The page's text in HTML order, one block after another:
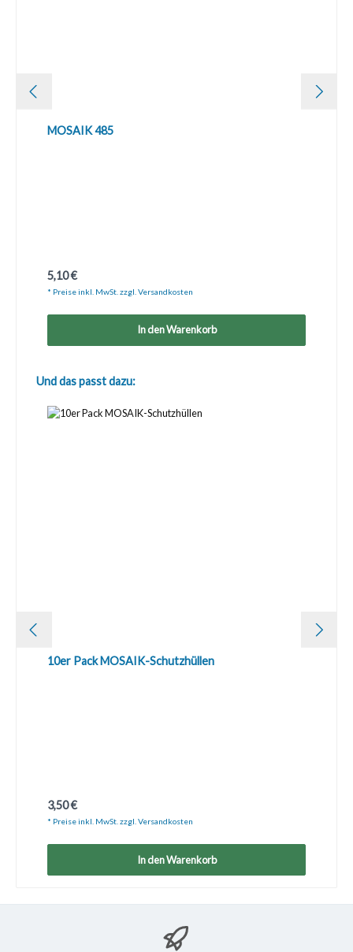
MOSAIK 485
Regulärer Preis:
5,10 €
* Preise inkl. MwSt. zzgl. Versandkosten
In den Warenkorb
Produktgalerie überspringen
Und das passt dazu:
10er Pack MOSAIK-Schutzhüllen
Regulärer Preis:
3,50 €
* Preise inkl. MwSt. zzgl. Versandkosten
In den Warenkorb